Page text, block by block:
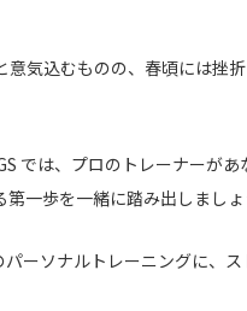
意気込むものの、春頃には挫
では、プロのトレーナーが
一歩を一緒に踏み出しましょ
ーソナルトレーニングに、